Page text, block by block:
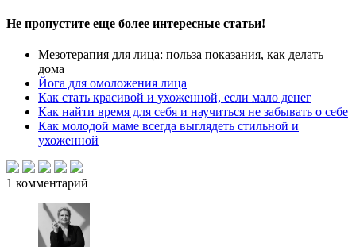
Не пропустите еще более интересные статьи!
Мезотерапия для лица: польза показания, как делать
дома
Йога для омоложения лица
Как стать красивой и ухоженной, если мало денег
Как найти время для себя и научиться не забывать о себе
Как молодой маме всегда выглядеть стильной и
ухоженной
1 комментарий